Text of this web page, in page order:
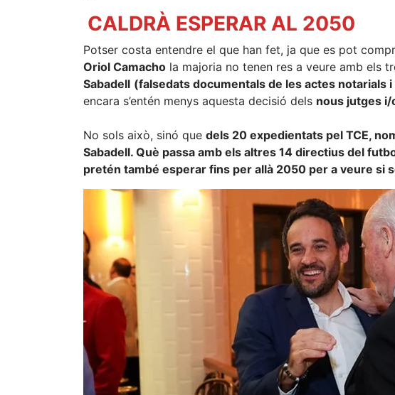
CALDRÀ ESPERAR AL 2050
Potser costa entendre el que han fet, ja que es pot
Oriol Camacho la majoria no tenen res a veure amb els
Sabadell (falsedats documentals de les actes notarials
encara s’entén menys aquesta decisió dels nous jutges i/
No sols això, sinó que dels 20 expedientats pel TCE,
Sabadell. Què passa amb els altres 14 directius del
pretén també esperar fins per allà 2050 per a veure si